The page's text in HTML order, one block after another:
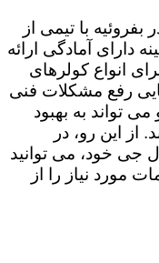
با تیمی از
دارای آمادگی ارائه
انواع کولرهای
رفع مشکلات فنی
تواند به بهبود
از این رو، در
جی خود، می توانید
مورد نیاز را از